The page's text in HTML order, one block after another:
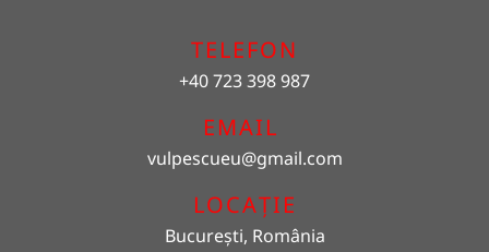
TELEFON
+40 723 398 987
EMAIL
vulpescueu@gmail.com
LOCAȚIE
București, România